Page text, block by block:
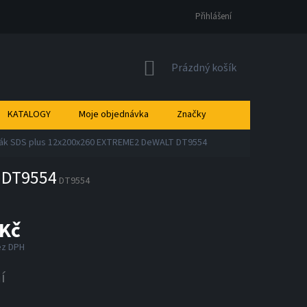
Přihlášení
NÁKUPNÍ
Prázdný košík
KATALOGY Moje objednávka Značky
SDS plus 12x200x260 EXTREME2 DeWALT DT9554
DT9554
DPH